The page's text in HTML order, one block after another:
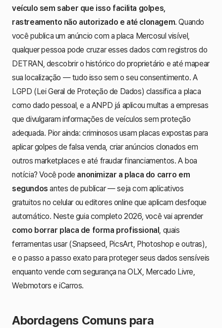
veículo sem saber que isso facilita golpes,
rastreamento não autorizado e até clonagem. Quando
você publica um anúncio com a placa Mercosul visível,
qualquer pessoa pode cruzar esses dados com registros do
DETRAN, descobrir o histórico do proprietário e até mapear
sua localização — tudo isso sem o seu consentimento. A
LGPD (Lei Geral de Proteção de Dados) classifica a placa
como dado pessoal, e a ANPD já aplicou multas a empresas
que divulgaram informações de veículos sem proteção
adequada. Pior ainda: criminosos usam placas expostas para
aplicar golpes de falsa venda, criar anúncios clonados em
outros marketplaces e até fraudar financiamentos. A boa
notícia? Você pode anonimizar a placa do carro em
segundos antes de publicar — seja com aplicativos
gratuitos no celular ou editores online que aplicam desfoque
automático. Neste guia completo 2026, você vai aprender
como borrar placa de forma profissional, quais
ferramentas usar (Snapseed, PicsArt, Photoshop e outras),
e o passo a passo exato para proteger seus dados sensíveis
enquanto vende com segurança na OLX, Mercado Livre,
Webmotors e iCarros.
Abordagens Comuns para